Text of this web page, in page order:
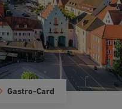
Gastro-Card